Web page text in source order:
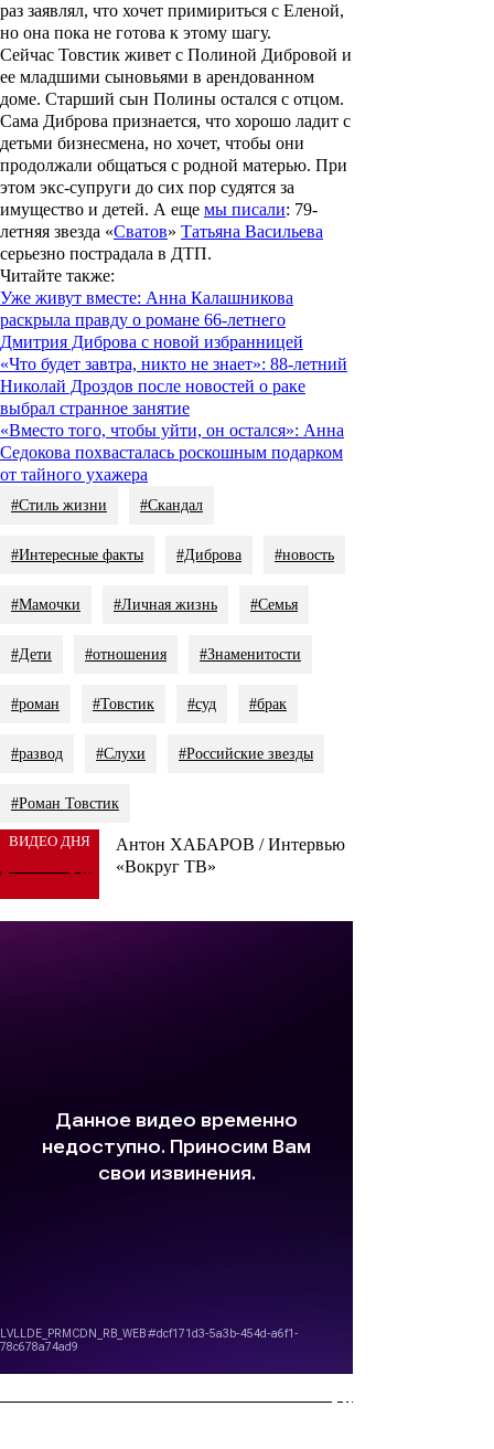
раз заявлял, что хочет примириться с Еленой,
но она пока не готова к этому шагу.
Сейчас Товстик живет с Полиной Дибровой и
ее младшими сыновьями в арендованном
доме. Старший сын Полины остался с отцом.
Сама Диброва признается, что хорошо ладит с
детьми бизнесмена, но хочет, чтобы они
продолжали общаться с родной матерью. При
этом экс-супруги до сих пор судятся за
имущество и детей. А еще мы писали: 79-
летняя звезда «Сватов» Татьяна Васильева
серьезно пострадала в ДТП.
Читайте также:
Уже живут вместе: Анна Калашникова
раскрыла правду о романе 66-летнего
Дмитрия Диброва с новой избранницей
«Что будет завтра, никто не знает»: 88-летний
Николай Дроздов после новостей о раке
выбрал странное занятие
«Вместо того, чтобы уйти, он остался»: Анна
Седокова похвасталась роскошным подарком
от тайного ухажера
#Стиль жизни #Скандал
#Интересные факты #Диброва #новость
#Мамочки #Личная жизнь #Семья
#Дети #отношения #Знаменитости
#роман #Товстик #суд #брак
#развод #Слухи #Российские звезды
#Роман Товстик
ВИДЕО ДНЯ
Антон ХАБАРОВ / Интервью
«Вокруг ТВ»